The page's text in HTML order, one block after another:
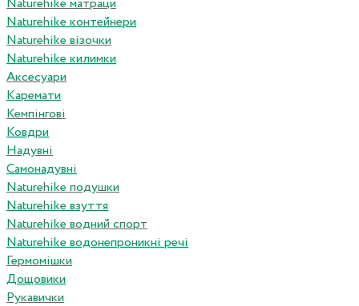
Naturehike матраци
Naturehike контейнери
Naturehike візочки
Naturehike килимки
Аксесуари
Каремати
Кемпінгові
Ковдри
Надувні
Самонадувні
Naturehike подушки
Naturehike взуття
Naturehike водний спорт
Naturehike водонепроникні речі
Гермомішки
Дощовики
Рукавички